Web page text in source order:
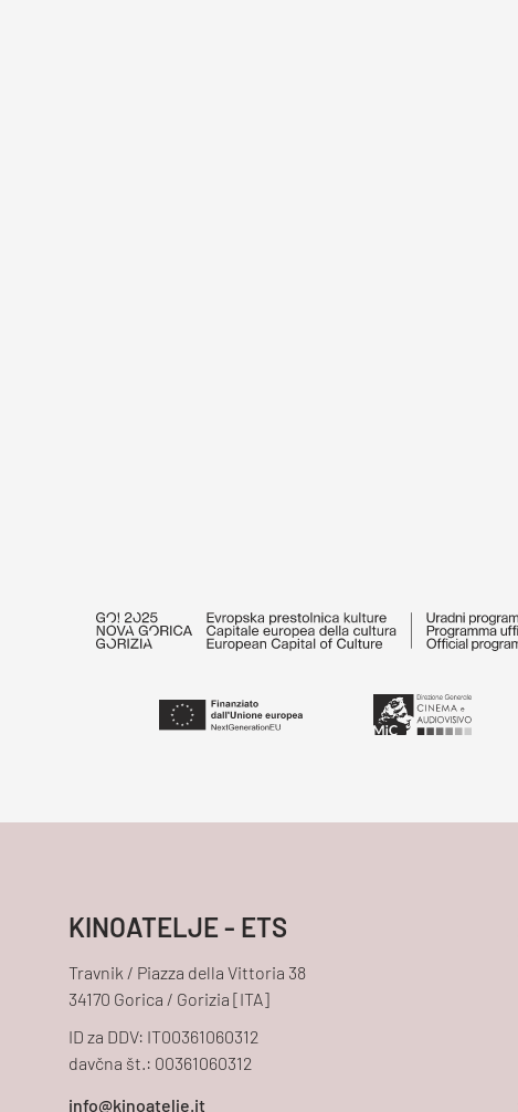
KINOATELJE - ETS
Travnik / Piazza della Vittoria 38
34170 Gorica / Gorizia [ITA]
ID za DDV: IT00361060312
davčna št.: 00361060312